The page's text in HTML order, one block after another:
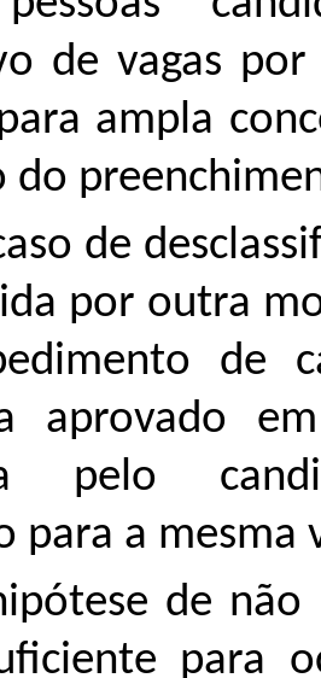
de vagas
ampla
de
por outra
de
aprovado
pelo
para a mesma
de não
para